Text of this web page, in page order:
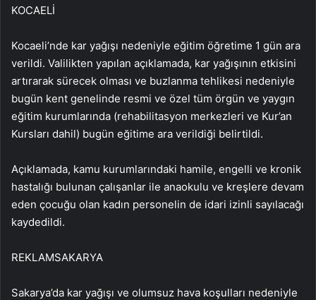
KOCAELİ
Kocaeli’nde kar yağışı nedeniyle eğitim öğretime 1 gün ara
verildi. Valilikten yapılan açıklamada, kar yağışının etkisini
artırarak sürecek olması ve buzlanma tehlikesi nedeniyle
bugün kent genelinde resmi ve özel tüm örgün ve yaygın
eğitim kurumlarında (rehabilitasyon merkezleri ve Kur’an
Kursları dahil) bugün eğitime ara verildiği belirtildi.
Açıklamada, kamu kurumlarındaki hamile, engelli ve kronik
hastalığı bulunan çalışanlar ile anaokulu ve kreşlere devam
eden çocuğu olan kadın personelin de idari izinli sayılacağı
kaydedildi.
REKLAMSAKARYA
Sakarya’da kar yağışı ve olumsuz hava koşulları nedeniyle